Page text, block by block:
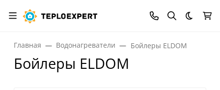
Темная
Главная Водонагреватели Бойлеры ELDOM
Бойлеры ELDOM